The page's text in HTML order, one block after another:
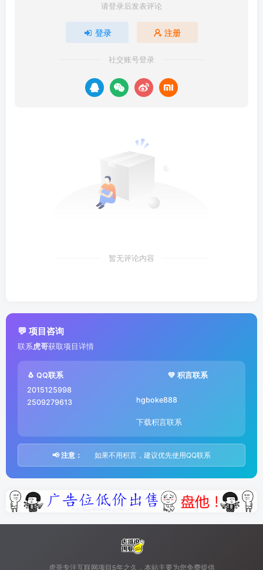
请登录后发表评论
登录 注册
社交账号登录
暂无评论内容
💬 项目咨询
联系 虎哥获取项目详情
🐧 QQ联系
2015125998
2509279613
💚 积言联系
hgboke888
下载积言联系
📢 注意： 如果不用积言，建议优先使用QQ联系
虎哥专注互联网项目5年之久，本站主要为您免费提供